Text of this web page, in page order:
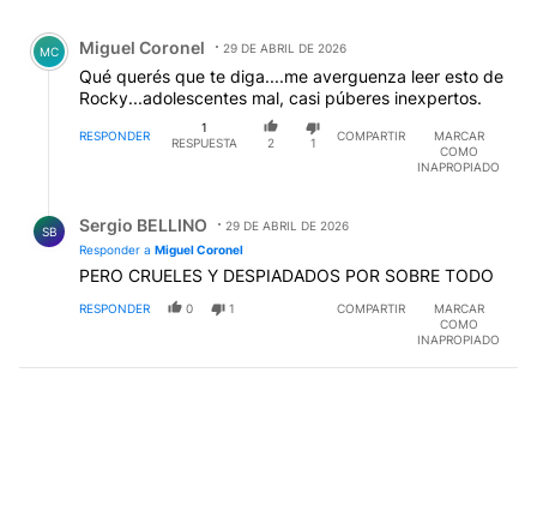
Comentario de Miguel Coronel.
MC Miguel Coronel 29 DE ABRIL DE 2026
Qué querés que te diga....me averguenza leer esto de
Rocky...adolescentes mal, casi púberes inexpertos.
RESPONDER
1
RESPUESTA
2 1
COMPARTIR
MARCAR
COMO
INAPROPIADO
SB Sergio BELLINO
29 DE ABRIL DE 2026
Responder a Miguel Coronel
PERO CRUELES Y DESPIADADOS POR SOBRE TODO
RESPONDER 0 1 COMPARTIR
MARCAR
COMO
INAPROPIADO